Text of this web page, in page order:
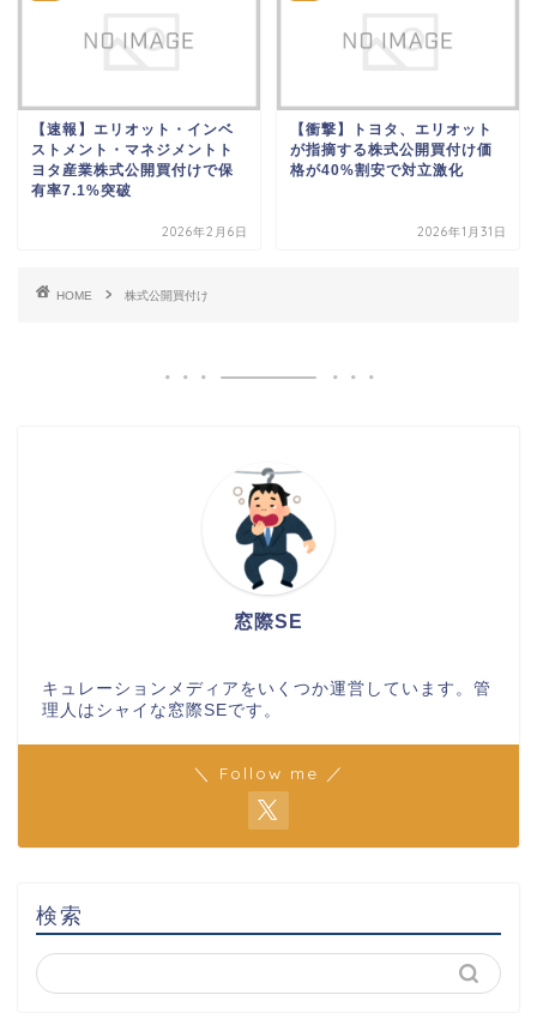
【速報】エリオット・インベ
ストメント・マネジメントト
ヨタ産業株式公開買付けで保
有率7.1%突破
2026年2月6日
【衝撃】トヨタ、エリオット
が指摘する株式公開買付け価
格が40%割安で対立激化
2026年1月31日
HOME 株式公開買付け
窓際SE
キュレーションメディアをいくつか運営しています。管
理人はシャイな窓際SEです。
＼ Follow me ／
検索